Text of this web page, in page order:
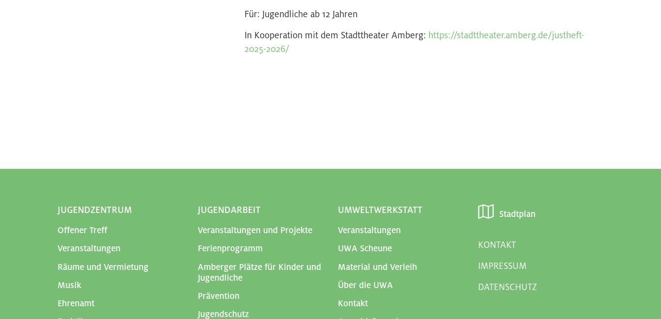
Für: Jugendliche ab 12 Jahren
In Kooperation mit dem Stadttheater Amberg: https://stadttheater.amberg.de/justheft-
2025-2026/
JUGENDZENTRUM
Offener Treff
Veranstaltungen
Räume und Vermietung
Musik
Ehrenamt
JUGENDARBEIT
Veranstaltungen und Projekte
Ferienprogramm
Amberger Plätze für Kinder und
Jugendliche
Prävention
Jugendschutz
UMWELTWERKSTATT
Veranstaltungen
UWA Scheune
Material und Verleih
Über die UWA
Kontakt
Stadtplan
KONTAKT
IMPRESSUM
DATENSCHUTZ